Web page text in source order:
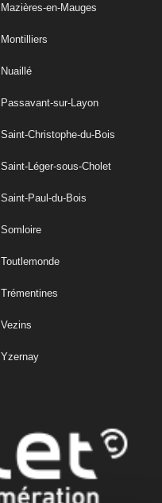
Mazières-en-Mauges
Montilliers
Nuaillé
Passavant-sur-Layon
Saint-Christophe-du-Bois
Saint-Léger-sous-Cholet
Saint-Paul-du-Bois
Somloire
Toutlemonde
Trémentines
Vezins
Yzernay